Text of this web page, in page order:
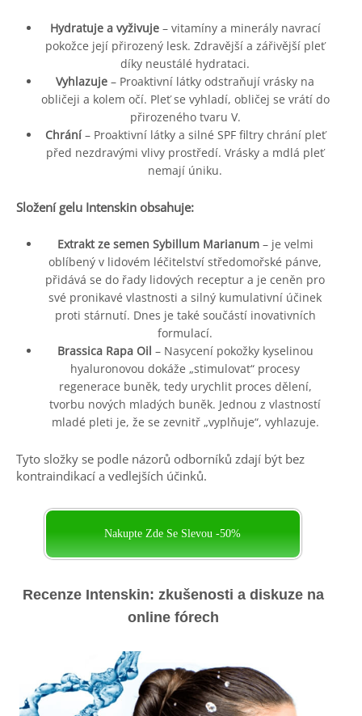
Hydratuje a vyživuje– vitamíny a minerály navrací
pokožce její přirozený lesk. Zdravější a zářivější pleť
díky neustálé hydrataci.
Vyhlazuje – Proaktivní látky odstraňují vrásky na
obličeji a kolem očí. Pleť se vyhladí, obličej se vrátí do
přirozeného tvaru V.
Chrání– Proaktivní látky a silné SPF filtry chrání pleť
před nezdravými vlivy prostředí. Vrásky a mdlá pleť
nemají úniku.
Složení gelu Intenskin obsahuje:
Extrakt ze semen Sybillum Marianum– je velmi
oblíbený v lidovém léčitelství středomořské pánve,
přidává se do řady lidových receptur a je ceněn pro
své pronikavé vlastnosti a silný kumulativní účinek
proti stárnutí. Dnes je také součástí inovativních
formulací.
Brassica Rapa Oil – Nasycení pokožky kyselinou
hyaluronovou dokáže „stimulovat“ procesy
regenerace buněk, tedy urychlit proces dělení,
tvorbu nových mladých buněk. Jednou z vlastností
mladé pleti je, že se zevnitř „vyplňuje“, vyhlazuje.
Tyto složky se podle názorů odborníků zdají být bez
kontraindikací a vedlejších účinků.
Nakupte Zde Se Slevou -50%
Recenze Intenskin: zkušenosti a diskuze na
online fórech